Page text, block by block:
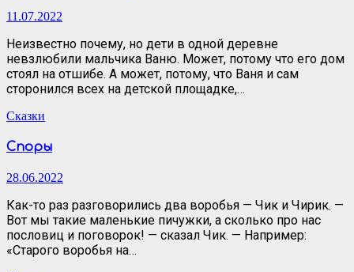
11.07.2022
Неизвестно почему, но дети в одной деревне
невзлюбили мальчика Ваню. Может, потому что его дом
стоял на отшибе. А может, потому, что Ваня и сам
сторонился всех на детской площадке,…
Сказки
Споры
28.06.2022
Как-то раз разговорились два воробья — Чик и Чирик. —
Вот мы такие маленькие пичужки, а сколько про нас
пословиц и поговорок! — сказал Чик. — Например:
«Старого воробья на…